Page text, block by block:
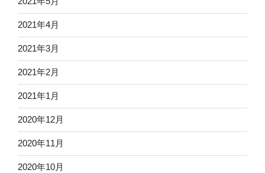
2021年4月
2021年3月
2021年2月
2021年1月
2020年12月
2020年11月
2020年10月